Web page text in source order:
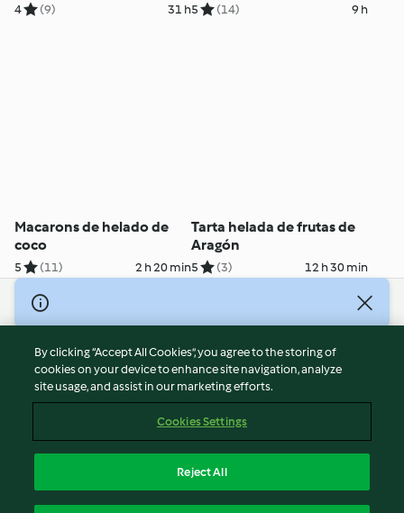
4 (9) 31 h5 (14) 9 h
Macarons de helado de
coco
5 (11) 2 h 20 min
Tarta helada de frutas de
Aragón
5 (3) 12 h 30 min
© Copyright 2026
Terms of Service
Privacy Policy
Disclaimer
Cookies
Withdraw Contract
By clicking “Accept All Cookies”, you agree to the storing of
cookies on your device to enhance site navigation, analyze
site usage, and assist in our marketing efforts.
Cookies Settings
Reject All